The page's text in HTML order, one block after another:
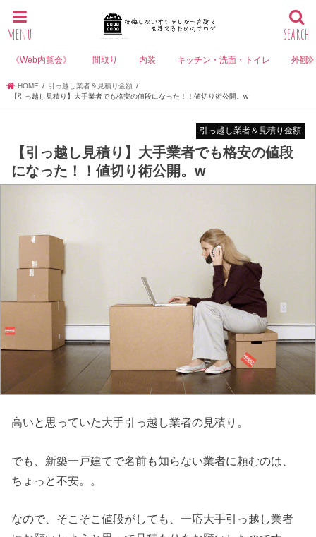
search
menu
《Web内覧会》 間取り 内装 キッチン・洗面・トイレ 外観
HOME
引っ越し業者＆見積り金額
【引っ越し見積り】大手業者でも格安の値段になった！！値切り術公開。w
引っ越し業者＆見積り金額
【引っ越し見積り】大手業者でも格安の値段
になった！！値切り術公開。w
高いと思っていた大手引っ越し業者の見積り。
でも、新築一戸建てで名前も知らない業者に頼むのは、
ちょっと不安。。
なので、そこそこ値段がしても、一応大手引っ越し業者